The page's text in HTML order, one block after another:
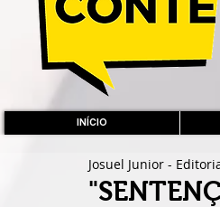
INÍCIO
Josuel Junior -